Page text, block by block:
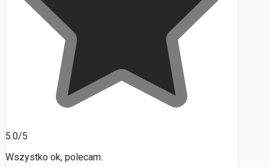
5.0/5
Wszystko ok, polecam.